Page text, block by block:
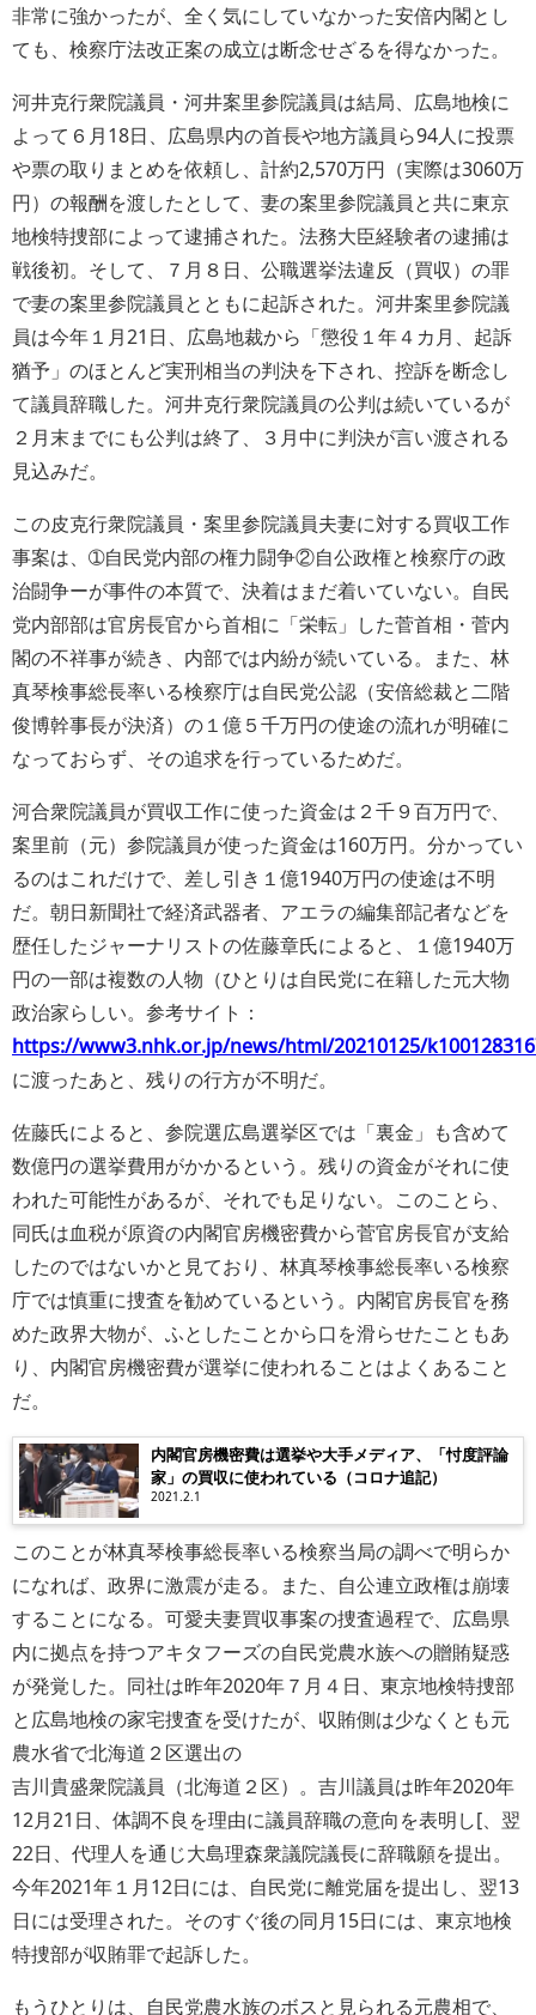
非常に強かったが、全く気にしていなかった安倍内閣とし
ても、検察庁法改正案の成立は断念せざるを得なかった。
河井克行衆院議員・河井案里参院議員は結局、広島地検に
よって６月18日、広島県内の首長や地方議員ら94人に投票
や票の取りまとめを依頼し、計約2,570万円（実際は3060万
円）の報酬を渡したとして、妻の案里参院議員と共に東京
地検特捜部によって逮捕された。法務大臣経験者の逮捕は
戦後初。そして、７月８日、公職選挙法違反（買収）の罪
で妻の案里参院議員とともに起訴された。河井案里参院議
員は今年１月21日、広島地裁から「懲役１年４カ月、起訴
猶予」のほとんど実刑相当の判決を下され、控訴を断念し
て議員辞職した。河井克行衆院議員の公判は続いているが
２月末までにも公判は終了、３月中に判決が言い渡される
見込みだ。
この皮克行衆院議員・案里参院議員夫妻に対する買収工作
事案は、➀自民党内部の権力闘争②自公政権と検察庁の政
治闘争ーが事件の本質で、決着はまだ着いていない。自民
党内部部は官房長官から首相に「栄転」した菅首相・菅内
閣の不祥事が続き、内部では内紛が続いている。また、林
真琴検事総長率いる検察庁は自民党公認（安倍総裁と二階
俊博幹事長が決済）の１億５千万円の使途の流れが明確に
なっておらず、その追求を行っているためだ。
河合衆院議員が買収工作に使った資金は２千９百万円で、
案里前（元）参院議員が使った資金は160万円。分かってい
るのはこれだけで、差し引き１億1940万円の使途は不明
だ。朝日新聞社で経済武器者、アエラの編集部記者などを
歴任したジャーナリストの佐藤章氏によると、１億1940万
円の一部は複数の人物（ひとりは自民党に在籍した元大物
政治家らしい。参考サイト：
https://www3.nhk.or.jp/news/html/20210125/
に渡ったあと、残りの行方が不明だ。
佐藤氏によると、参院選広島選挙区では「裏金」も含めて
数億円の選挙費用がかかるという。残りの資金がそれに使
われた可能性があるが、それでも足りない。このことら、
同氏は血税が原資の内閣官房機密費から菅官房長官が支給
したのではないかと見ており、林真琴検事総長率いる検察
庁では慎重に捜査を勧めているという。内閣官房長官を務
めた政界大物が、ふとしたことから口を滑らせたこともあ
り、内閣官房機密費が選挙に使われることはよくあること
だ。
内閣官房機密費は選挙や大手メディア、「忖度評論
家」の買収に使われている（コロナ追記）
2021.2.1
このことが林真琴検事総長率いる検察当局の調べで明らか
になれば、政界に激震が走る。また、自公連立政権は崩壊
することになる。可愛夫妻買収事案の捜査過程で、広島県
内に拠点を持つアキタフーズの自民党農水族への贈賄疑惑
が発覚した。同社は昨年2020年７月４日、東京地検特捜部
と広島地検の家宅捜査を受けたが、収賄側は少なくとも元
農水省で北海道２区選出の
吉川貴盛衆院議員（北海道２区）。吉川議員は昨年2020年
12月21日、体調不良を理由に議員辞職の意向を表明し[、翌
22日、代理人を通じ大島理森衆議院議長に辞職願を提出。
今年2021年１月12日には、自民党に離党届を提出し、翌13
日には受理された。そのすぐ後の同月15日には、東京地検
特捜部が収賄罪で起訴した。
もうひとりは、自民党農水族のボスと見られる元農相で、